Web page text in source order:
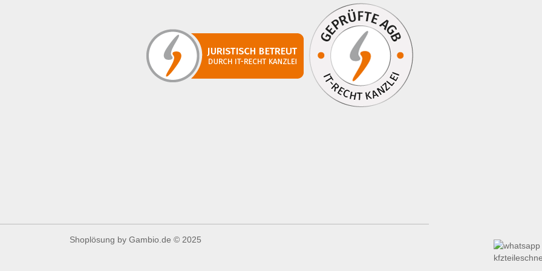
Shoplösung by Gambio.de © 2025